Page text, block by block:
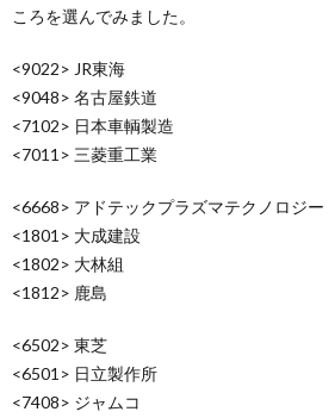
ころを選んでみました。
<9022> JR東海
<9048> 名古屋鉄道
<7102> 日本車輌製造
<7011> 三菱重工業
<6668> アドテックプラズマテクノロジー
<1801> 大成建設
<1802> 大林組
<1812> 鹿島
<6502> 東芝
<6501> 日立製作所
<7408> ジャムコ